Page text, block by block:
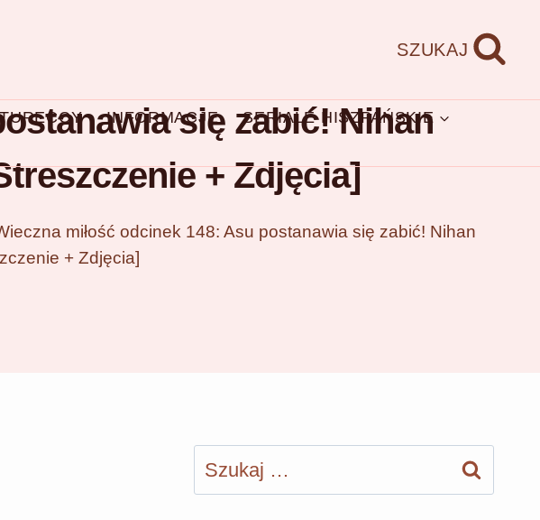
SZUKAJ
INFORMACJE
SERIALE HISZPAŃSKIE
się zabić! Nihan
+ Zdjęcia]
miłość odcinek 148: Asu postanawia się zabić! Nihan
+ Zdjęcia]
Szukaj: